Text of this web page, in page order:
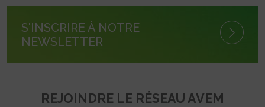
S'INSCRIRE À NOTRE
NEWSLETTER
REJOINDRE LE RÉSEAU AVEM